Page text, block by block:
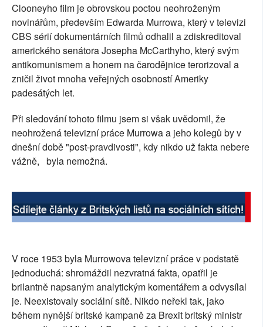
Clooneyho film je obrovskou poctou neohroženým
novinářům, především Edwarda Murrowa, který v televizi
CBS sérií dokumentárních filmů odhalil a zdiskreditoval
amerického senátora Josepha McCarthyho, který svým
antikomunismem a honem na čarodějnice terorizoval a
zničil život mnoha veřejných osobností Ameriky
padesátých let.
Při sledování tohoto filmu jsem si však uvědomil, že
neohrožená televizní práce Murrowa a jeho kolegů by v
dnešní době "post-pravdivosti", kdy nikdo už fakta nebere
vážně, byla nemožná.
V roce 1953 byla Murrowova televizní práce v podstatě
jednoduchá: shromáždil nezvratná fakta, opatřil je
brilantně napsaným analytickým komentářem a odvysílal
je. Neexistovaly sociální sítě. Nikdo neřekl tak, jako
během nynější britské kampaně za Brexit britský ministr